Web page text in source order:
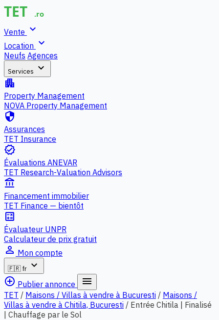
Vente expand_more
Location expand_more
Neufs Agences
Services expand_more
apartment
Property Management
NOVA Property Management
security
Assurances
TET Insurance
verified
Évaluations ANEVAR
TET Research-Valuation Advisors
account_balance
Financement immobilier
TET Finance — bientôt
calculate
Évaluateur UNPR
Calculateur de prix gratuit
person_outline Mon compte
🇫🇷 fr
expand_more
add_circle_outline Publier annonce menu
TET / Maisons / Villas à vendre à Bucuresti / Maisons /
Villas à vendre à Chitila, Bucuresti / Entrée Chitila | Finalisé
| Chauffage par le Sol